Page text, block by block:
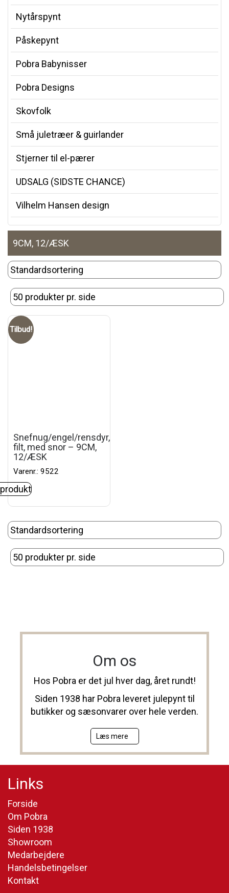
Nytårspynt
Påskepynt
Pobra Babynisser
Pobra Designs
Skovfolk
Små juletræer & guirlander
Stjerner til el-pærer
UDSALG (SIDSTE CHANCE)
Vilhelm Hansen design
9CM, 12/ÆSK
Tilbud!
Snefnug/engel/rensdyr,
filt, med snor – 9CM,
12/ÆSK
Varenr.: 9522
Om os
Hos Pobra er det jul hver dag, året rundt!
Siden 1938 har Pobra leveret julepynt til
butikker og sæsonvarer over hele verden.
Læs mere
Links
Forside
Om Pobra
Siden 1938
Showroom
Medarbejdere
Handelsbetingelser
Kontakt